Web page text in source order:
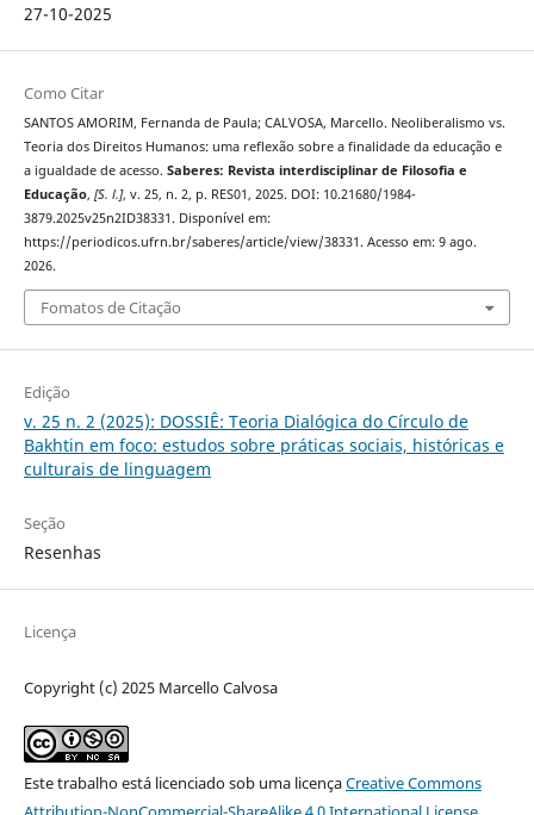
27-10-2025
Como Citar
SANTOS AMORIM, Fernanda de Paula; CALVOSA, Marcello. Neoliberalismo vs.
Teoria dos Direitos Humanos: uma reflexão sobre a finalidade da educação e
a igualdade de acesso. Saberes: Revista interdisciplinar de Filosofia e
Educação, [S. l.], v. 25, n. 2, p. RES01, 2025. DOI: 10.21680/1984-
3879.2025v25n2ID38331. Disponível em:
https://periodicos.ufrn.br/saberes/article/view/38331. Acesso em: 9 ago.
2026.
Fomatos de Citação
Edição
v. 25 n. 2 (2025): DOSSIÊ: Teoria Dialógica do Círculo de
Bakhtin em foco: estudos sobre práticas sociais, históricas e
culturais de linguagem
Seção
Resenhas
Licença
Copyright (c) 2025 Marcello Calvosa
Este trabalho está licenciado sob uma licençaCreative Commons